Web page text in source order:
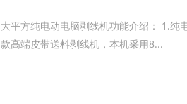
大平方纯电动电脑剥线机功能介绍： 1.纯
款高端皮带送料剥线机，本机采用8...